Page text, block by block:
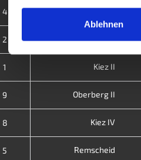
Ablehnen
4 Schwaben
2 Nordfriesland II
1 Kiez II
9 Oberberg II
8 Kiez IV
5 Remscheid